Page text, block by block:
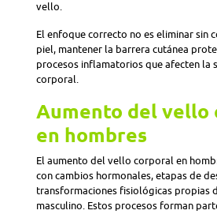
vello.
El enfoque correcto no es eliminar sin
piel, mantener la barrera cutánea
procesos inflamatorios que afecten la
corporal.
Aumento del vello
en hombres
El aumento del vello corporal en
con cambios hormonales, etapas de
transformaciones fisiológicas propias
masculino. Estos procesos forman